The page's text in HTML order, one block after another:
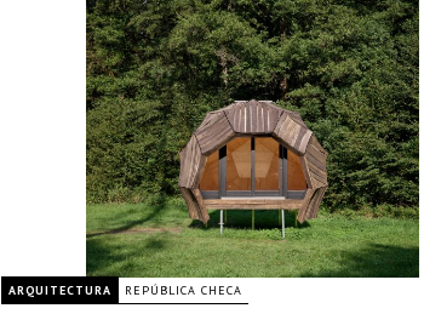
ARQUITECTURA REPÚBLICA CHECA